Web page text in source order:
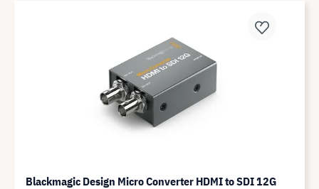
Blackmagic Design Micro Converter HDMI to SDI 12G